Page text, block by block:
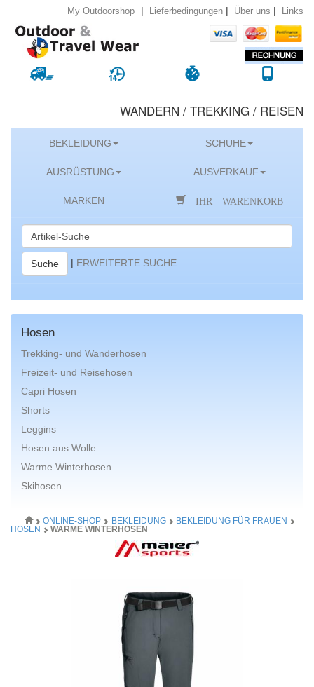
My Outdoorshop | Lieferbedingungen | Über uns | Links
WANDERN / TREKKING / REISEN
BEKLEIDUNG SCHUHE
AUSRÜSTUNG AUSVERKAUF
MARKEN IHR WARENKORB
Suche | ERWEITERTE SUCHE
Hosen
Trekking- und Wanderhosen
Freizeit- und Reisehosen
Capri Hosen
Shorts
Leggins
Hosen aus Wolle
Warme Winterhosen
Skihosen
ONLINE-SHOP BEKLEIDUNG
BEKLEIDUNG FÜR FRAUEN
HOSEN
WARME WINTERHOSEN